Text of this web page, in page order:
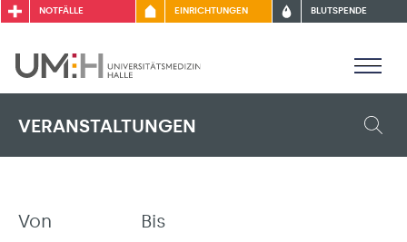
NOTFÄLLE EINRICHTUNGEN BLUTSPENDE
VERANSTALTUNGEN
Von Bis